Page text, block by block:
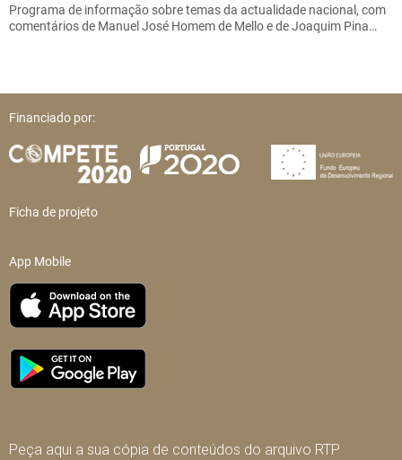
Programa de informação sobre temas da actualidade nacional, com
comentários de Manuel José Homem de Mello e de Joaquim Pina…
Financiado por:
Ficha de projeto
App Mobile
Peça aqui a sua cópia de conteúdos do arquivo RTP